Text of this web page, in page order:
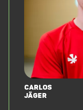
Carlos
Jäger